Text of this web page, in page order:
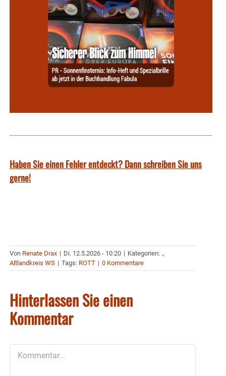
Haben Sie einen Fehler entdeckt? Dann schreiben Sie uns
gerne!
Von Renate Drax | Di. 12.5.2026 - 10:20 | Kategorien: .,
Altlandkreis WS | Tags: ROTT | 0 Kommentare
Hinterlassen Sie einen
Kommentar